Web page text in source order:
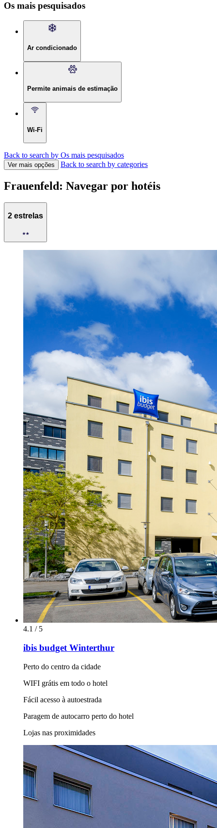
Os mais pesquisados
Ar condicionado
Permite animais de estimação
Wi-Fi
Back to search by Os mais pesquisados
Ver mais opções Back to search by categories
Frauenfeld: Navegar por hotéis
2 estrelas
4.1 / 5
ibis budget Winterthur
Perto do centro da cidade
WIFI grátis em todo o hotel
Fácil acesso à autoestrada
Paragem de autocarro perto do hotel
Lojas nas proximidades